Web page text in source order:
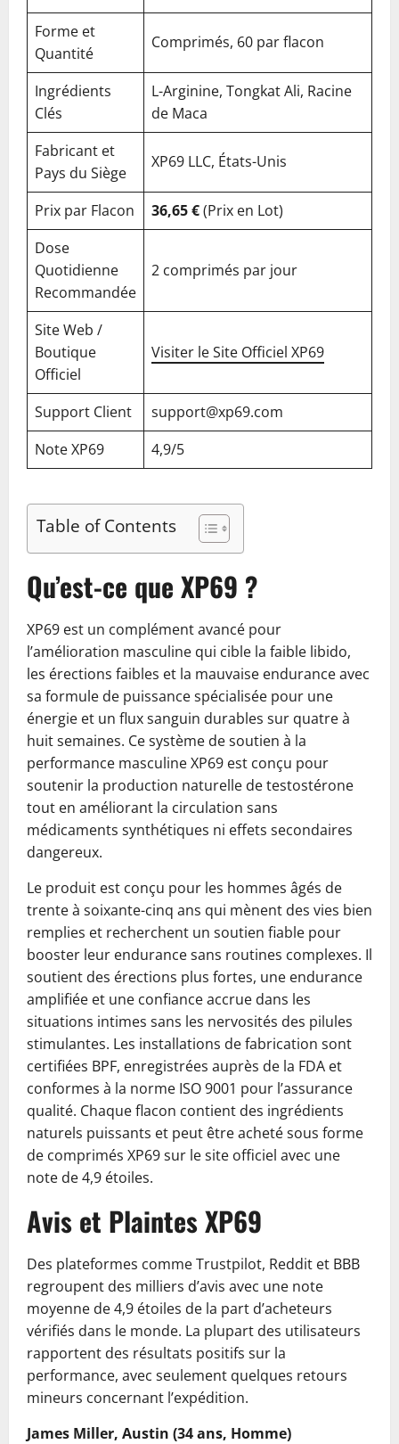
Forme et
Quantité
Comprimés, 60 par flacon
Ingrédients
Clés
L-Arginine, Tongkat Ali, Racine
de Maca
Fabricant et
Pays du Siège
XP69 LLC, États-Unis
Prix par Flacon 36,65 €(Prix en Lot)
Dose
Quotidienne
Recommandée
2 comprimés par jour
Site Web /
Boutique
Officiel
Visiter le Site Officiel XP69
Support Client
support@xp69.com
Note XP69
4,9/5
Table of Contents
Qu’est-ce que XP69 ?
XP69 est un complément avancé pour
l’amélioration masculine qui cible la faible libido,
les érections faibles et la mauvaise endurance avec
sa formule de puissance spécialisée pour une
énergie et un flux sanguin durables sur quatre à
huit semaines. Ce système de soutien à la
performance masculine XP69 est conçu pour
soutenir la production naturelle de testostérone
tout en améliorant la circulation sans
médicaments synthétiques ni effets secondaires
dangereux.
Le produit est conçu pour les hommes âgés de
trente à soixante-cinq ans qui mènent des vies bien
remplies et recherchent un soutien fiable pour
booster leur endurance sans routines complexes. Il
soutient des érections plus fortes, une endurance
amplifiée et une confiance accrue dans les
situations intimes sans les nervosités des pilules
stimulantes. Les installations de fabrication sont
certifiées BPF, enregistrées auprès de la FDA et
conformes à la norme ISO 9001 pour l’assurance
qualité. Chaque flacon contient des ingrédients
naturels puissants et peut être acheté sous forme
de comprimés XP69 sur le site officiel avec une
note de 4,9 étoiles.
Avis et Plaintes XP69
Des plateformes comme Trustpilot, Reddit et BBB
regroupent des milliers d’avis avec une note
moyenne de 4,9 étoiles de la part d’acheteurs
vérifiés dans le monde. La plupart des utilisateurs
rapportent des résultats positifs sur la
performance, avec seulement quelques retours
mineurs concernant l’expédition.
James Miller, Austin (34 ans, Homme)